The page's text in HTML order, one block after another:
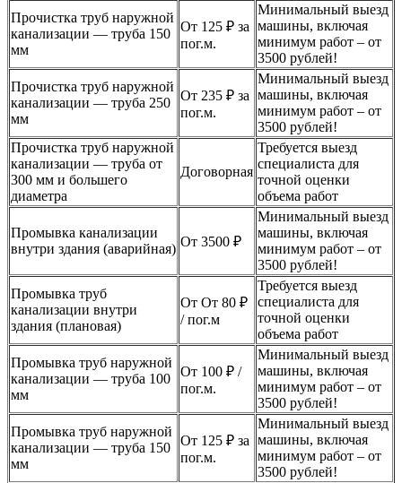
Прочистка труб наружной
канализации — труба 150
мм
От 125 ₽ за
пог.м.
Минимальный выезд
машины, включая
минимум работ – от
3500 рублей!
Прочистка труб наружной
канализации — труба 250
мм
От 235 ₽ за
пог.м.
Минимальный выезд
машины, включая
минимум работ – от
3500 рублей!
Прочистка труб наружной
канализации — труба от
300 мм и большего
диаметра
Договорная
Требуется выезд
специалиста для
точной оценки
объема работ
Промывка канализации
внутри здания (аварийная) От 3500 ₽
Минимальный выезд
машины, включая
минимум работ – от
3500 рублей!
Промывка труб
канализации внутри
здания (плановая)
От От 80 ₽
/ пог.м
Требуется выезд
специалиста для
точной оценки
объема работ
Промывка труб наружной
канализации — труба 100
мм
От 100 ₽ /
пог.м.
Минимальный выезд
машины, включая
минимум работ – от
3500 рублей!
Промывка труб наружной
канализации — труба 150
мм
От 125 ₽ за
пог.м.
Минимальный выезд
машины, включая
минимум работ – от
3500 рублей!